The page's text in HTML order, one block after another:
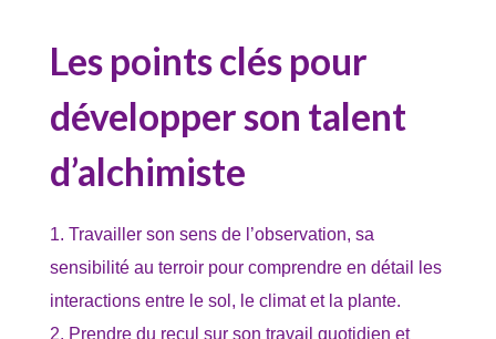
Les points clés pour
développer son talent
d’alchimiste
Travailler son sens de l’observation, sa
sensibilité au terroir pour comprendre en détail les
interactions entre le sol, le climat et la plante.
Prendre du recul sur son travail quotidien et